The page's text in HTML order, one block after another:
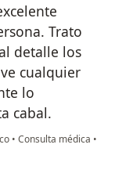
Trato
detalle los
cualquier
lo
cabal.
• Consulta médica •